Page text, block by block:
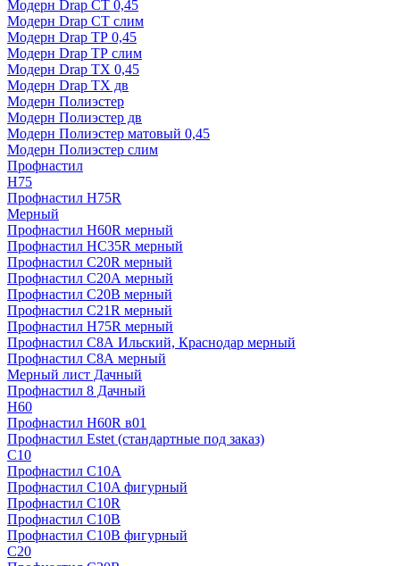
Модерн Drap СТ 0,45
Модерн Drap СТ слим
Модерн Drap ТР 0,45
Модерн Drap ТР слим
Модерн Drap ТХ 0,45
Модерн Drap ТХ дв
Модерн Полиэстер
Модерн Полиэстер дв
Модерн Полиэстер матовый 0,45
Модерн Полиэстер слим
Профнастил
H75
Профнастил H75R
Мерный
Профнастил H60R мерный
Профнастил HC35R мерный
Профнастил С20R мерный
Профнастил С20А мерный
Профнастил С20В мерный
Профнастил С21R мерный
Профнастил Н75R мерный
Профнастил С8А Ильский, Краснодар мерный
Профнастил С8А мерный
Мерный лист Дачный
Профнастил 8 Дачный
Н60
Профнастил H60R в01
Профнастил Estet (стандартные под заказ)
C10
Профнастил С10A
Профнастил С10A фигурный
Профнастил С10R
Профнастил С10В
Профнастил С10В фигурный
C20